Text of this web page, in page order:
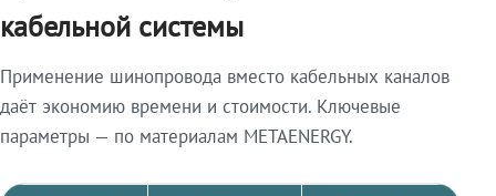
кабельной системы
Применение шинопровода вместо кабельных каналов
даёт экономию времени и стоимости. Ключевые
параметры — по материалам METAENERGY.